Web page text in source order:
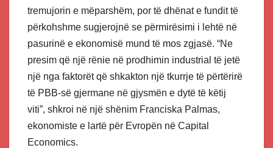
tremujorin e mëparshëm, por të dhënat e fundit të
përkohshme sugjerojnë se përmirësimi i lehtë në
pasurinë e ekonomisë mund të mos zgjasë. “Ne
presim që një rënie në prodhimin industrial të jetë
një nga faktorët që shkakton një tkurrje të përtërirë
të PBB-së gjermane në gjysmën e dytë të këtij
viti”, shkroi në një shënim Franciska Palmas,
ekonomiste e lartë për Evropën në Capital
Economics.